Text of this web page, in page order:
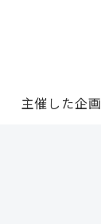
主催した企画